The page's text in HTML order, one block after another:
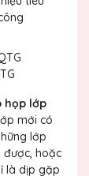
họp lớp
mới có
lớp
hoặc
là dịp gặp